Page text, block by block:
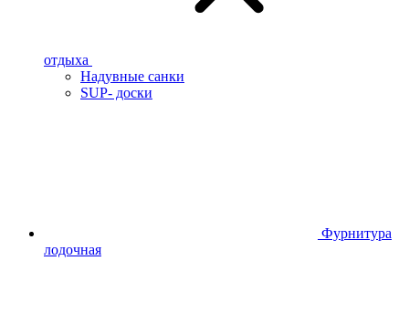
отдыха
Надувные санки
SUP- доски
Фурнитура
лодочная